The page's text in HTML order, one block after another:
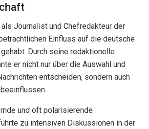
Journalist und Chefredakteur der
Einfluss auf die deutsche
Durch seine redaktionelle
er nicht nur über die Auswahl und
entscheiden, sondern auch
und oft polarisierende
zu intensiven Diskussionen in der